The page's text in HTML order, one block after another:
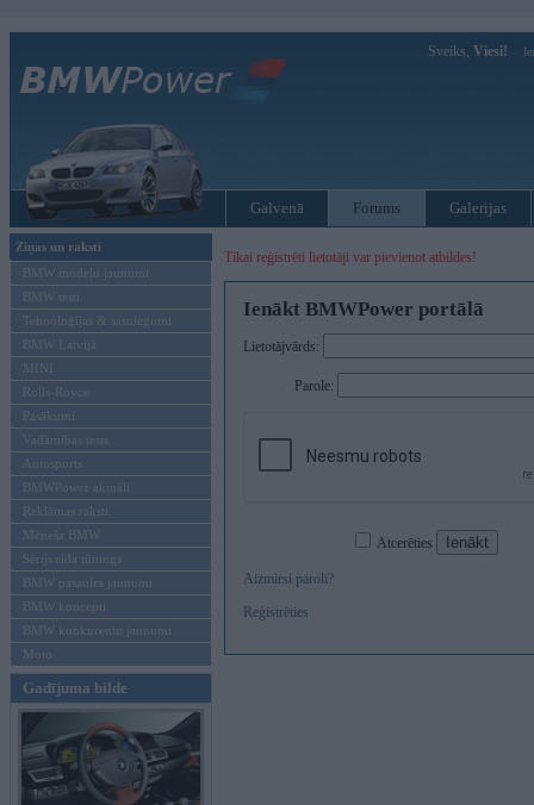
Sveiks, Viesi!
Galvenā Forums Galerijas
Ziņas un raksti
BMW modeļu jaunumi
BMW testi
Tehnoloģijas & sasniegumi
BMW Latvijā
MINI
Rolls-Royce
Pasākumi
Vadāmības tests
Autosports
BMWPower aktuāli
Reklāmas raksti
Mēneša BMW
Sērijveida tūnings
BMW pasaules jaunumi
BMW koncepti
BMW konkurentu jaunumi
Moto
Gadījuma bilde
Tikai reģistrēti lietotāji var pievienot atbildes!
Ienākt BMWPower portālā
Lietotājvārds:
Parole:
Atcerēties
Aizmirsi paroli?
Reģistrēties